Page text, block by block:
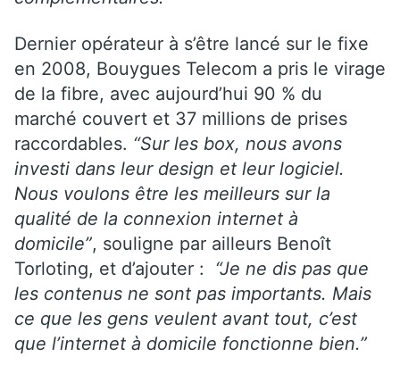
Dernier opérateur à s’être lancé sur le fixe
en 2008, Bouygues Telecom a pris le virage
de la fibre, avec aujourd’hui 90 % du
marché couvert et 37 millions de prises
raccordables. “Sur les box, nous avons
investi dans leur design et leur logiciel.
Nous voulons être les meilleurs sur la
qualité de la connexion internet à
domicile”, souligne par ailleurs Benoît
Torloting, et d’ajouter : “Je ne dis pas que
les contenus ne sont pas importants. Mais
ce que les gens veulent avant tout, c’est
que l’internet à domicile fonctionne bien.”